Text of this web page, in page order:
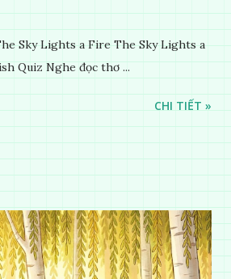
Sky Lights a Fire The Sky Lights a
Quiz Nghe đọc thơ ...
CHI TIẾT »